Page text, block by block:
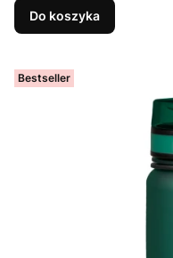
Do koszyka
Bestseller